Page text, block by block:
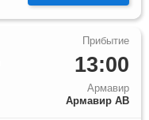
13:00
Армавир
Армавир АВ